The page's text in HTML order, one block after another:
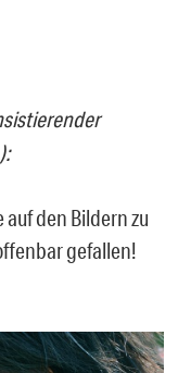
auf den Bildern zu
gefallen!